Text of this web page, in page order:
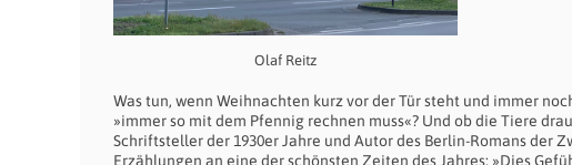
Olaf Reitz
Was tun, wenn Weihnachten kurz vor der Tür steht und immer
»immer so mit dem Pfennig rechnen muss«? Und ob die Tiere
Schriftsteller der 1930er Jahre und Autor des Berlin-Romans der
Erzählungen an eine der schönsten Zeiten des Jahres: »Dies